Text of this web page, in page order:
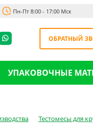
Пн-Пт 8:00 - 17:00 Мск
ОБРАТНЫЙ
УПАКОВОЧНЫЕ
Тестомесы для